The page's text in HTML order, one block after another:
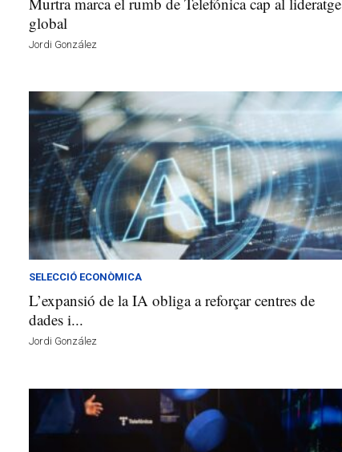
global
Jordi González
SELECCIÓ ECONÒMICA
L’expansió de la IA obliga a reforçar centres de
dades i...
Jordi González